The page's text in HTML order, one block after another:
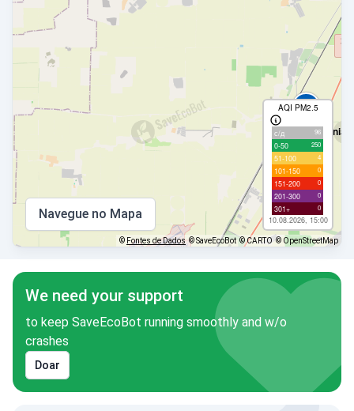
Crimeia é Ucrânia!
AQI PM2.5
с/д 96
0-50 250
51-100 4
101-150 0
151-200 0
201-300 0
301+ 0
10.08.2026, 15:00
Navegue no Mapa
© Fontes de Dados © SaveEcoBot © CARTO © OpenStreetMap
We need your support
to keep SaveEcoBot running smoothly and w/o
crashes
Doar